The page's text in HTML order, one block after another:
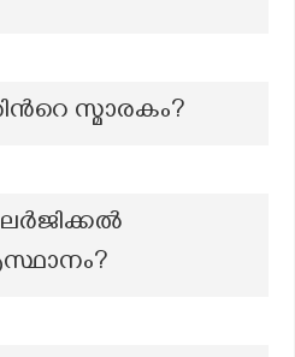
സ്മാരകം?